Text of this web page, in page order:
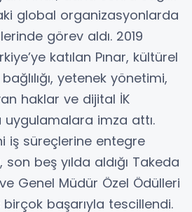
global organizasyonlarda
görev aldı. 2019
katılan Pınar, kültürel
yetenek yönetimi,
haklar ve dijital İK
imza attı.
iş süreçlerine entegre
son beş yılda aldığı Takeda
Genel Müdür Özel Ödülleri
başarıyla tescillendi.